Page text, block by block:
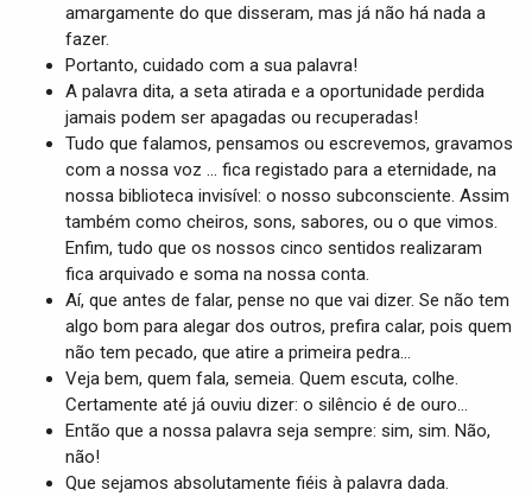
amargamente do que disseram, mas já não há nada a
fazer.
Portanto, cuidado com a sua palavra!
A palavra dita, a seta atirada e a oportunidade perdida
jamais podem ser apagadas ou recuperadas!
Tudo que falamos, pensamos ou escrevemos, gravamos
com a nossa voz … fica registado para a eternidade, na
nossa biblioteca invisível: o nosso subconsciente. Assim
também como cheiros, sons, sabores, ou o que vimos.
Enfim, tudo que os nossos cinco sentidos realizaram
fica arquivado e soma na nossa conta.
Aí, que antes de falar, pense no que vai dizer. Se não tem
algo bom para alegar dos outros, prefira calar, pois quem
não tem pecado, que atire a primeira pedra…
Veja bem, quem fala, semeia. Quem escuta, colhe.
Certamente até já ouviu dizer: o silêncio é de ouro…
Então que a nossa palavra seja sempre: sim, sim. Não,
não!
Que sejamos absolutamente fiéis à palavra dada.